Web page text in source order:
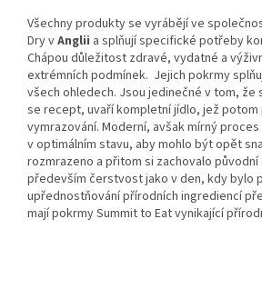
Všechny produkty se vyrábějí ve
Dry vAnglii a splňují specifické potřeby
Chápou důležitost zdravé, vydatné a
extrémních podmínek. Jejich pokrmy
všech ohledech. Jsou jedinečné v tom, že
se recept, uvaří kompletní jídlo, jež
vymrazování. Moderní, avšak mírný
v optimálním stavu, aby mohlo být opět
rozmrazeno a přitom si zachovalo
především čerstvost jako v den, kdy bylo
upřednostňování přírodních ingrediencí
mají pokrmy Summit to Eat vynikající